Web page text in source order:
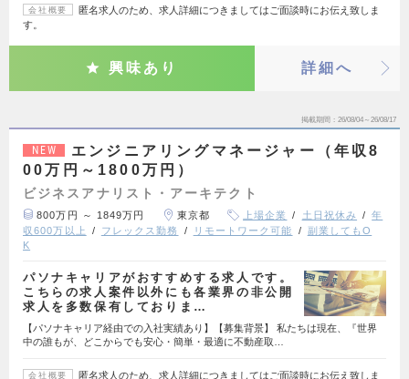
会社概要
匿名求人のため、求人詳細につきましてはご面談時にお伝え致しま
す。
興味あり 詳細へ
掲載期間 26/08/04～26/08/17
NEW
エンジニアリングマネージャー（年収8
00万円～1800万円）
ビジネスアナリスト・アーキテクト
800万円 ～ 1849万円 東京都 上場企業 土日祝休み
年
収600万以上
フレックス勤務 リモートワーク可能
副業してもO
K
パソナキャリアがおすすめする求人です。
こちらの求人案件以外にも各業界の非公開
求人を多数保有しておりま…
【パソナキャリア経由での入社実績あり】【募集背景】 私たちは現在、『世界
中の誰もが、どこからでも安心・簡単・最適に不動産取…
会社概要 匿名求人のため、求人詳細につきましてはご面談時にお伝え致しま